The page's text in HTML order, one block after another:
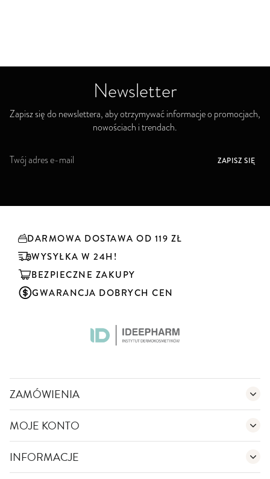
Newsletter
Zapisz się do newslettera, aby otrzymywać informacje o promocjach,
nowościach i trendach.
S
k
l
e
t
t
e
ZAPISZ SIĘ
DARMOWA DOSTAWA OD 119 ZŁ
WYSYŁKA W 24H!
BEZPIECZNE ZAKUPY
GWARANCJA DOBRYCH CEN
ZAMÓWIENIA
MOJE KONTO
INFORMACJE